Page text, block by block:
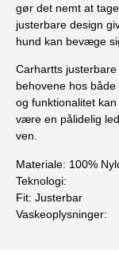
gør det nemt at
justerbare design
hund kan bevæge
Carhartts
behovene hos
og funktionalitet
være en pålidelig
ven.
Materiale: 100%
Teknologi:
Fit: Justerbar
Vaskeoplysninger: